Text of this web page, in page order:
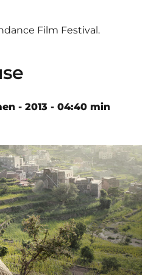
Film Festival.
- 2013 - 04:40 min